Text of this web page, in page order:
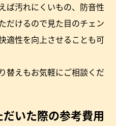
ば汚れにくいもの、防音性
だけるので見た目のチェン
適性を向上させることも可
替えもお気軽にご相談くだ
いた際の参考費用